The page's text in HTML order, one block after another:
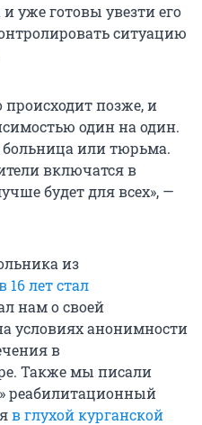
уже готовы увезти его
ситуацию
происходит позже, и
один на один.
больница или тюрьма.
включатся в
будет для всех», —
из
16 лет стал
нам о своей
условиях анонимности
в
Также мы писали
реабилитационный
в глухой курганской